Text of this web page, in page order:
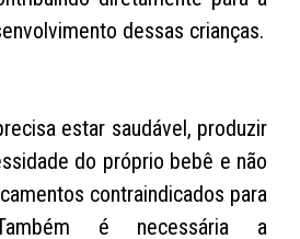
dessas crianças.
estar saudável, produzir
do próprio bebê e não
contraindicados para
Também é necessária a